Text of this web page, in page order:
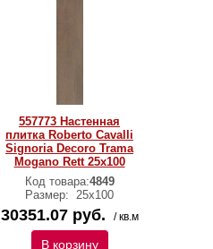
557773 Настенная
плитка Roberto Cavalli
Signoria Decoro Trama
Mogano Rett 25x100
Код товара:4849
Размер: 25x100
30351.07 руб. / кв.м
В корзину